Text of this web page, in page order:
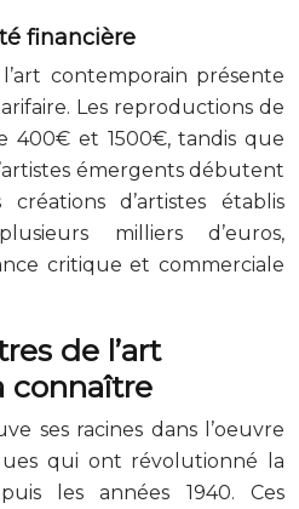
financière
contemporain présente
Les reproductions de
400€ et 1500€, tandis que
émergents débutent
d’artistes établis
milliers d’euros,
critique et commerciale
de l’art
connaître
ses racines dans l’oeuvre
qui ont révolutionné la
les années 1940. Ces